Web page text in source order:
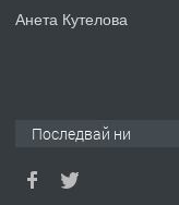
Анета Кутелова
Последвай ни